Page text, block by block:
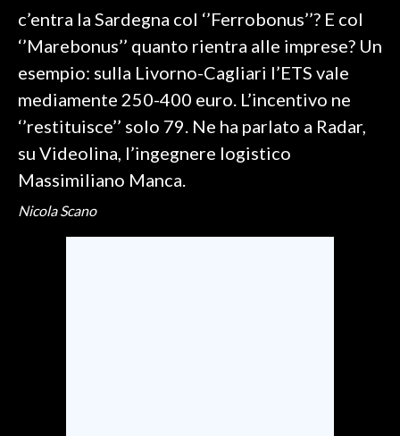
c’entra la Sardegna col ‘’Ferrobonus’’? E col
‘’Marebonus’’ quanto rientra alle imprese? Un
esempio: sulla Livorno-Cagliari l’ETS vale
mediamente 250-400 euro. L’incentivo ne
‘’restituisce’’ solo 79. Ne ha parlato a Radar,
su Videolina, l’ingegnere logistico
Massimiliano Manca.
Nicola Scano